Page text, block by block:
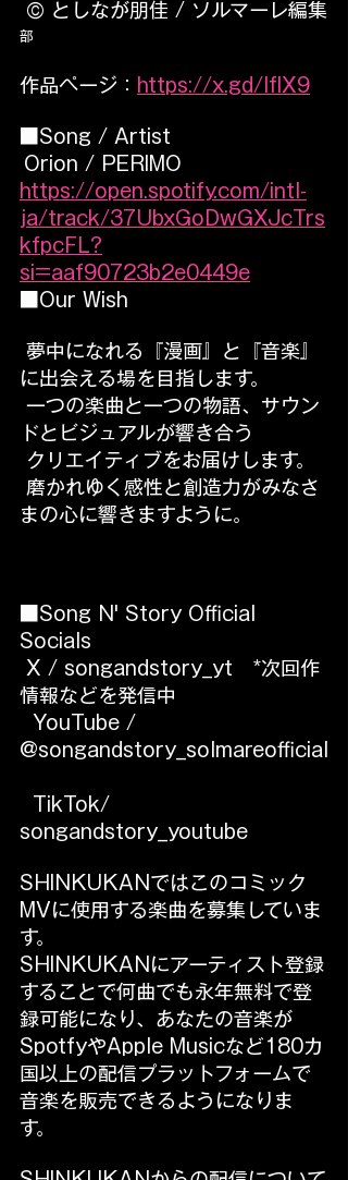
© としなが朋佳 / ソルマーレ編集
部
作品ページ： https://x.gd/lfIX9
■Song / Artist
Orion / PERIMO
https://open.spotify.com/intl-
ja/track/37UbxGoDwGXJcTrs
kfpcFL?
si=aaf90723b2e0449e
■Our Wish
に出会える場を目指します。
ドとビジュアルが響き合う
クリエイティブをお届けします。
まの心に響きますように。
■Song N' Story Official
Socials
情報などを発信中
@songandstory_solmareofficial
songandstory_youtube
SHINKUKANではこのコミック
MVに使用する楽曲を募集していま
す。
SHINKUKANにアーティスト登録
することで何曲でも永年無料で登
録可能になり、あなたの音楽が
SpotfyやApple Musicなど180カ
国以上の配信プラットフォームで
音楽を販売できるようになりま
す。